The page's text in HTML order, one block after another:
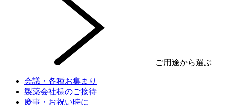
ご用途から選ぶ
会議・各種お集まり
製薬会社様のご接待
慶事・お祝い時に